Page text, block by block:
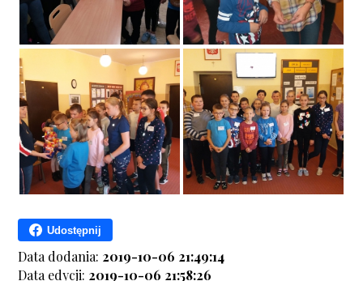
Udostępnij
Data dodania: 2019-10-06 21:49:14
Data edycji: 2019-10-06 21:58:26